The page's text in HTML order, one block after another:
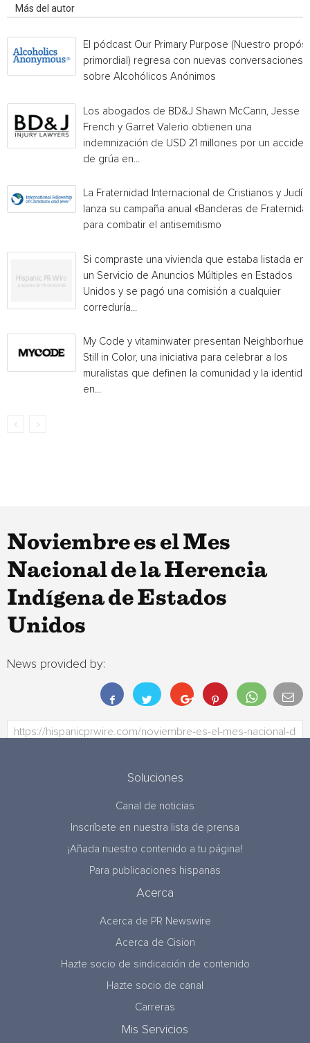
Más del autor
El pódcast Our Primary Purpose (Nuestro
primordial) regresa con nuevas conversaciones
sobre Alcohólicos Anónimos
Los abogados de BD&J Shawn McCann, Jesse
French y Garret Valerio obtienen una
indemnización de USD 21 millones por un
de grúa en...
La Fraternidad Internacional de Cristianos y
lanza su campaña anual «Banderas de
para combatir el antisemitismo
Si compraste una vivienda que estaba listada en
un Servicio de Anuncios Múltiples en Estados
Unidos y se pagó una comisión a cualquier
correduría...
My Code y vitaminwater presentan Neighborhue:
Still in Color, una iniciativa para celebrar a los
muralistas que definen la comunidad y la
en...
Noviembre es el Mes
Nacional de la Herencia
Indígena de Estados
Unidos
News provided by:
Soluciones
Canal de noticias
Inscríbete en nuestra lista de prensa
¡Añada nuestro contenido a tu página!
Para publicaciones hispanas
Acerca
Acerca de PR Newswire
Acerca de Cision
Hazte socio de sindicación de contenido
Hazte socio de canal
Carreras
Mis Servicios